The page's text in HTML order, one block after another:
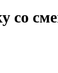
со